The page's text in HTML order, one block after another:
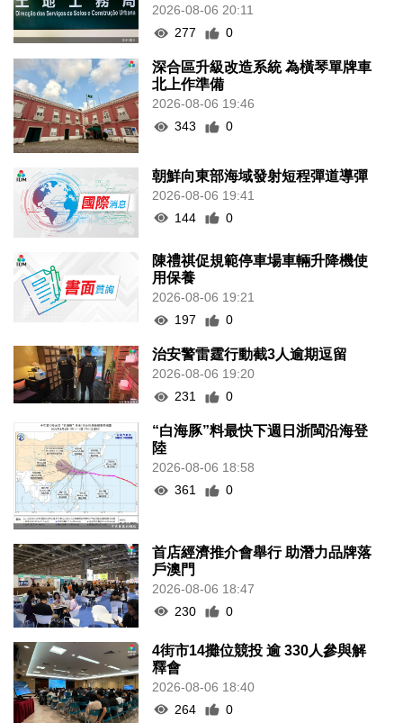
2026-08-06 20:11
277
0
深合區升級改造系統 為橫琴單牌車
北上作準備
2026-08-06 19:46
343
0
朝鮮向東部海域發射短程彈道導彈
2026-08-06 19:41
144
0
陳禮祺促規範停車場車輛升降機使
用保養
2026-08-06 19:21
197
0
治安警雷霆行動截3人逾期逗留
2026-08-06 19:20
231
0
“白海豚”料最快下週日浙閩沿海登
陸
2026-08-06 18:58
361
0
首店經濟推介會舉行 助潛力品牌落
戶澳門
2026-08-06 18:47
230
0
4街市14攤位競投 逾 330人參與解
釋會
2026-08-06 18:40
264
0